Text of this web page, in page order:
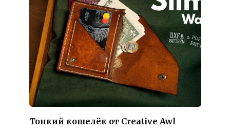
Тонкий кошелёк от Creative Awl